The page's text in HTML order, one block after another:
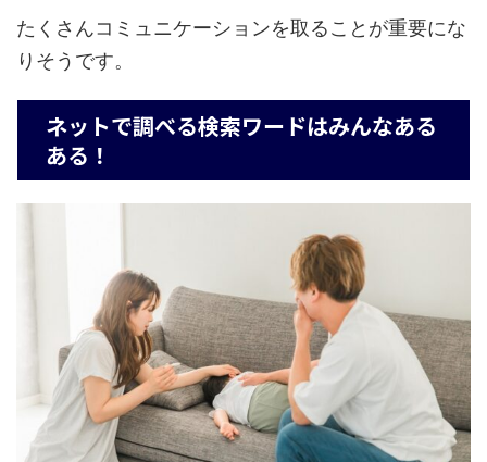
たくさんコミュニケーションを取ることが重要にな
りそうです。
ネットで調べる検索ワードはみんなある
ある！